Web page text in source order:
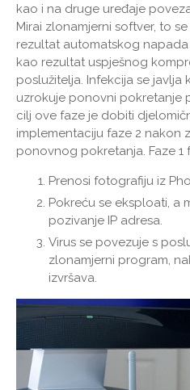
kao i na druge uređaje
Mirai zlonamjerni softver, to
rezultat automatskog
kao rezultat uspješnog
poslužitelja. Infekcija se javlja
uzrokuje ponovni pokretanje
cilj ove faze je dobiti
implementaciju faze 2 nakon
ponovnog pokretanja. Faze 1
Prenosi fotografiju iz
Pokreću se eksploati, a
pozivanje IP adresa.
Virus se povezuje s
zlonamjerni program,
izvršava.